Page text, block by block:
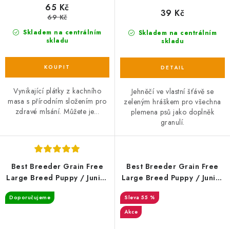
Skladem na centrálním
skladu
65 Kč
69 Kč
Vynikající plátky z kachního
masa s přírodním složením pro
zdravé mlsání. Můžete je...
Skladem na centrálním
skladu
39 Kč
Jehněčí ve vlastní šťávě se
zeleným hráškem pro všechna
plemena psů jako doplněk
granulí.
Best Breeder Grain Free
Large Breed Puppy / Junior
Vegetables
Doporučujeme
Best Breeder Grain Free
Large Breed Puppy / Junior
Vegetables 2 kg EXP
55 %
Akce